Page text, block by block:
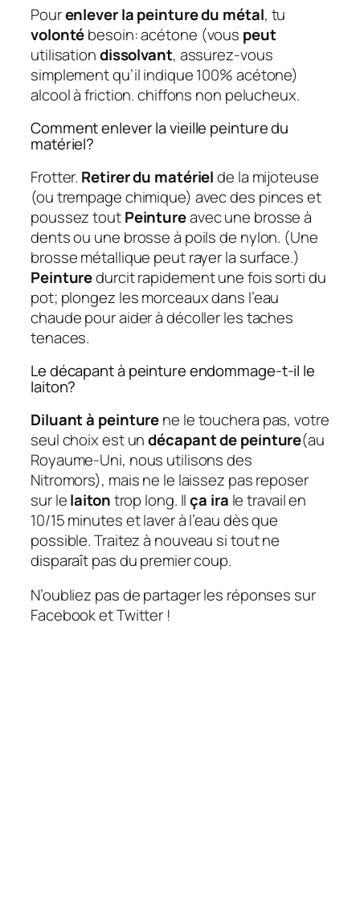
Pourenlever la peinture du métal, tu
volontébesoin: acétone (vous peut
utilisationdissolvant, assurez-vous
simplement qu’il indique 100% acétone)
alcool à friction. chiffons non pelucheux.
Comment enlever la vieille peinture du
matériel?
Frotter. Retirer du matérielde la mijoteuse
(ou trempage chimique) avec des pinces et
poussez toutPeintureavec une brosse à
dents ou une brosse à poils de nylon. (Une
brosse métallique peut rayer la surface.)
Peinturedurcit rapidement une fois sorti du
pot; plongez les morceaux dans l’eau
chaude pour aider à décoller les taches
tenaces.
Le décapant à peinture endommage-t-il le
laiton?
Diluant à peinturene le touchera pas, votre
seul choix est undécapant de peinture(au
Royaume-Uni, nous utilisons des
Nitromors), mais ne le laissez pas reposer
sur lelaitontrop long. Ilça ira le travail en
10/15 minutes et laver à l’eau dès que
possible. Traitez à nouveau si tout ne
disparaît pas du premier coup.
N’oubliez pas de partager les réponses sur
Facebook et Twitter !